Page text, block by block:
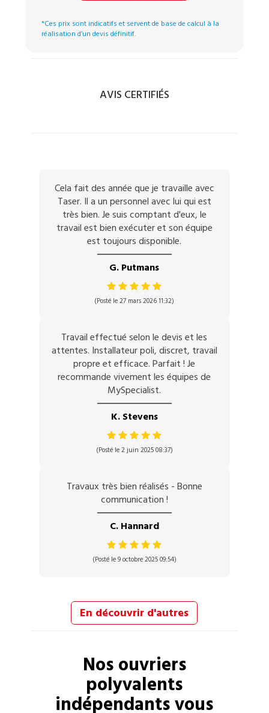
*Ces prix sont indicatifs et servent de base de calcul à la
réalisation d’un devis définitif.
AVIS CERTIFIÉS
Cela fait des année que je travaille avec
Taser. Il a un personnel avec lui qui est
très bien. Je suis comptant d'eux, le
travail est bien exécuter et son équipe
est toujours disponible.
G. Putmans
(Posté le 27 mars 2026 11:32)
Travail effectué selon le devis et les
attentes. Installateur poli, discret, travail
propre et efficace. Parfait ! Je
recommande vivement les équipes de
MySpecialist.
K. Stevens
(Posté le 2 juin 2025 08:37)
Travaux très bien réalisés - Bonne
communication !
C. Hannard
(Posté le 9 octobre 2025 09:54)
En découvrir d'autres
Nos ouvriers
polyvalents
indépendants vous